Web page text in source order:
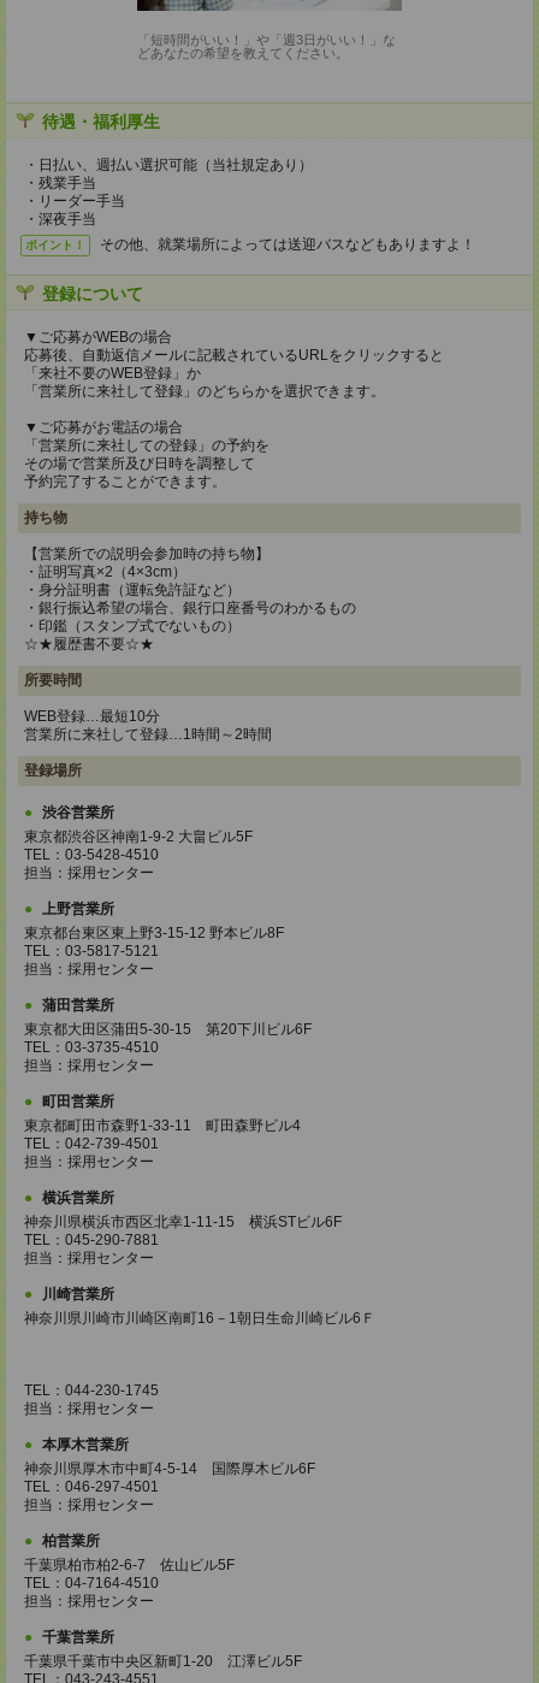
「短時間がいい！」や「週3日がいい！」な
どあなたの希望を教えてください。
待遇・福利厚生
・日払い、週払い選択可能（当社規定あり）
・残業手当
・リーダー手当
・深夜手当
ポイント！ その他、就業場所によっては送迎バスなどもありますよ！
登録について
▼ご応募がWEBの場合
応募後、自動返信メールに記載されているURLをクリックすると
「来社不要のWEB登録」か
「営業所に来社して登録」のどちらかを選択できます。
▼ご応募がお電話の場合
「営業所に来社しての登録」の予約を
その場で営業所及び日時を調整して
予約完了することができます。
持ち物
【営業所での説明会参加時の持ち物】
・証明写真×2（4×3cm）
・身分証明書（運転免許証など）
・銀行振込希望の場合、銀行口座番号のわかるもの
・印鑑（スタンプ式でないもの）
☆★履歴書不要☆★
所要時間
WEB登録…最短10分
営業所に来社して登録…1時間～2時間
登録場所
渋谷営業所
東京都渋谷区神南1-9-2 大畠ビル5F
TEL：03-5428-4510
担当：採用センター
上野営業所
東京都台東区東上野3-15-12 野本ビル8F
TEL：03-5817-5121
担当：採用センター
蒲田営業所
東京都大田区蒲田5-30-15 第20下川ビル6F
TEL：03-3735-4510
担当：採用センター
町田営業所
東京都町田市森野1-33-11 町田森野ビル4
TEL：042-739-4501
担当：採用センター
横浜営業所
神奈川県横浜市西区北幸1-11-15 横浜STビル6F
TEL：045-290-7881
担当：採用センター
川崎営業所
神奈川県川崎市川崎区南町16－1朝日生命川崎ビル6Ｆ
TEL：044-230-1745
担当：採用センター
本厚木営業所
神奈川県厚木市中町4-5-14 国際厚木ビル6F
TEL：046-297-4501
担当：採用センター
柏営業所
千葉県柏市柏2-6-7 佐山ビル5F
TEL：04-7164-4510
担当：採用センター
千葉営業所
千葉県千葉市中央区新町1-20 江澤ビル5F
TEL：043-243-4551